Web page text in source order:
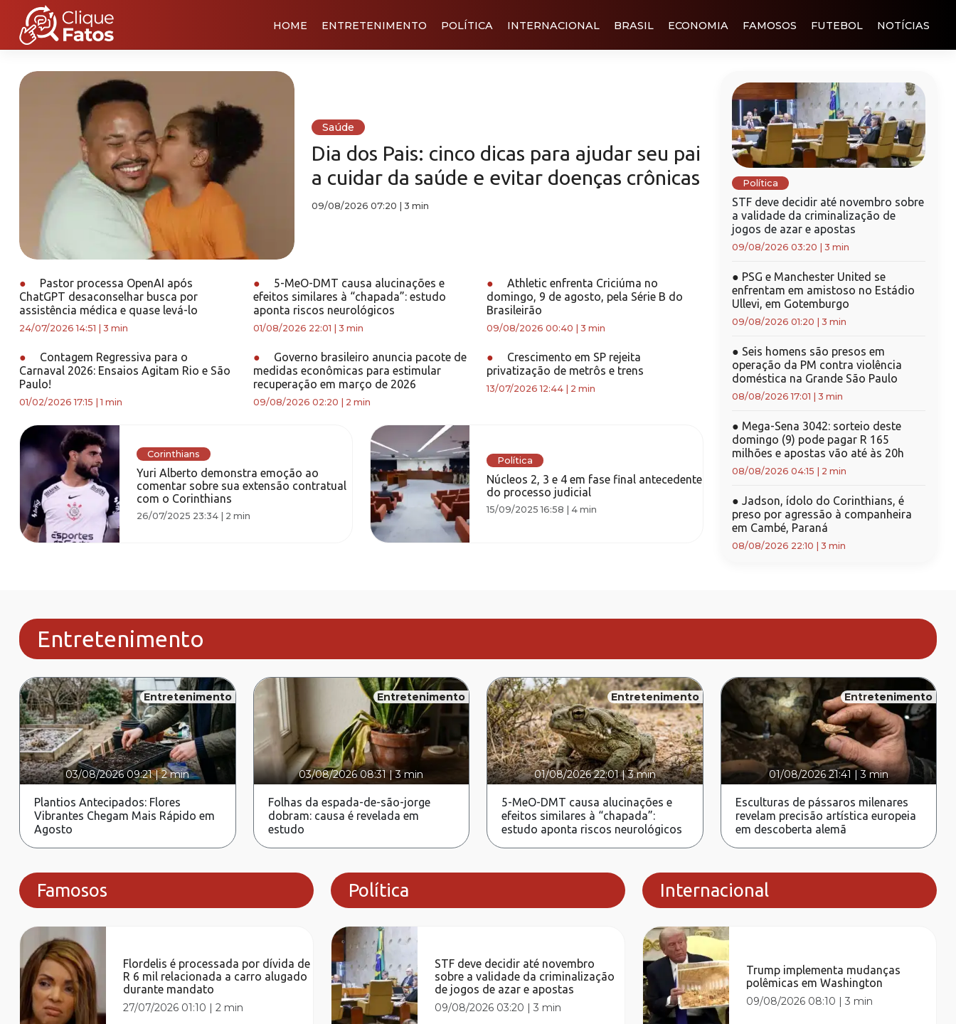
HOME ENTRETENIMENTO POLÍTICA INTERNACIONAL BRASIL ECONOMIA FAMOSOS FUTEBOL NOTÍCIAS
Saúde
Dia dos Pais: cinco dicas para ajudar seu pai
a cuidar da saúde e evitar doenças crônicas
09/08/2026 07:20 3 min
●
Pastor processa OpenAI após
ChatGPT desaconselhar busca por
assistência médica e quase levá-lo
24/07/2026 14:51 3 min
●
5-MeO-DMT causa alucinações e
efeitos similares à “chapada”: estudo
aponta riscos neurológicos
01/08/2026 22:01 3 min
●
Athletic enfrenta Criciúma no
domingo, 9 de agosto, pela Série B do
Brasileirão
09/08/2026 00:40 3 min
●
Contagem Regressiva para o
Carnaval 2026: Ensaios Agitam Rio e São
Paulo!
01/02/2026 17:15 |1 min
●
Governo brasileiro anuncia pacote de
medidas econômicas para estimular
recuperação em março de 2026
09/08/2026 02:20 2 min
●
Crescimento em SP rejeita
privatização de metrôs e trens
13/07/2026 12:44 2 min
Corinthians
Yuri Alberto demonstra emoção ao
comentar sobre sua extensão contratual
com o Corinthians
26/07/2025 23:34| 2 min
Política
Núcleos 2, 3 e 4 em fase final antecedente
do processo judicial
15/09/2025 16:58 |4 min
Política
STF deve decidir até novembro sobre
a validade da criminalização de
jogos de azar e apostas
09/08/2026 03:20 3 min
● PSG e Manchester United se
enfrentam em amistoso no Estádio
Ullevi, em Gotemburgo
09/08/2026 01:20 3 min
● Seis homens são presos em
operação da PM contra violência
doméstica na Grande São Paulo
08/08/2026 17:01 3 min
● Mega-Sena 3042: sorteio deste
domingo (9) pode pagar R 165
milhões e apostas vão até às 20h
08/08/2026 04:15 2 min
● Jadson, ídolo do Corinthians, é
preso por agressão à companheira
em Cambé, Paraná
08/08/2026 22:10 3 min
Entretenimento
Entretenimento
03/08/2026 09:21|2 min
Plantios Antecipados: Flores
Vibrantes Chegam Mais Rápido em
Agosto
Entretenimento
03/08/2026 08:31|3 min
Folhas da espada-de-são-jorge
dobram: causa é revelada em
estudo
Entretenimento
01/08/2026 22:01|3 min
5-MeO-DMT causa alucinações e
efeitos similares à “chapada”:
estudo aponta riscos neurológicos
Entretenimento
01/08/2026 21:41 |3 min
Esculturas de pássaros milenares
revelam precisão artística europeia
em descoberta alemã
Famosos
Flordelis é processada por dívida de
R 6 mil relacionada a carro alugado
durante mandato
27/07/2026 01:10 |2 min
Política
STF deve decidir até novembro
sobre a validade da criminalização
de jogos de azar e apostas
09/08/2026 03:20 |3 min
Internacional
Trump implementa mudanças
polêmicas em Washington
09/08/2026 08:10 |3 min